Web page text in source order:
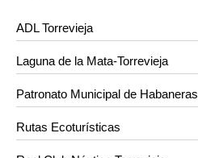
ADL Torrevieja
Laguna de la Mata-Torrevieja
Patronato Municipal de Habaneras
Rutas Ecoturísticas